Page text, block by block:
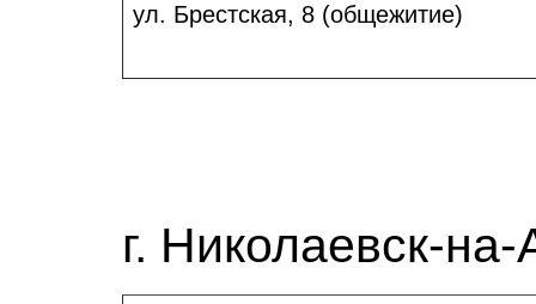
ул. Брестская, 8 (общежитие)
г. Николаевск-